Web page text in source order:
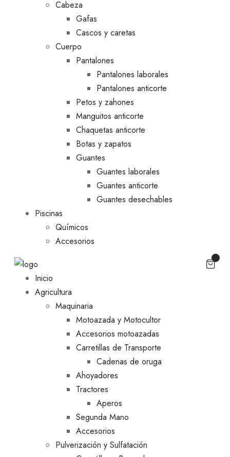
Cabeza
Gafas
Cascos y caretas
Cuerpo
Pantalones
Pantalones laborales
Pantalones anticorte
Petos y zahones
Manguitos anticorte
Chaquetas anticorte
Botas y zapatos
Guantes
Guantes laborales
Guantes anticorte
Guantes desechables
Piscinas
Químicos
Accesorios
Inicio
Agricultura
Maquinaria
Motoazada y Motocultor
Accesorios motoazadas
Carretillas de Transporte
Cadenas de oruga
Ahoyadores
Tractores
Aperos
Segunda Mano
Accesorios
Pulverización y Sulfatación